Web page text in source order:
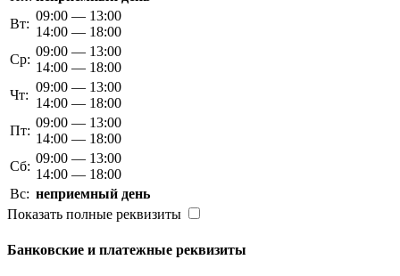
Вт:
09:00 — 13:00
14:00 — 18:00
Ср:
09:00 — 13:00
14:00 — 18:00
Чт:
09:00 — 13:00
14:00 — 18:00
Пт:
09:00 — 13:00
14:00 — 18:00
Сб:
09:00 — 13:00
14:00 — 18:00
Вс: неприемный день
Показать полные реквизиты
Банковские и платежные реквизиты